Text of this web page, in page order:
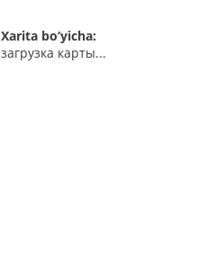
Xarita bo‘yicha:
загрузка карты...